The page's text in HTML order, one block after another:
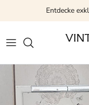
Direkt zum InhaltEntdecke
Zu